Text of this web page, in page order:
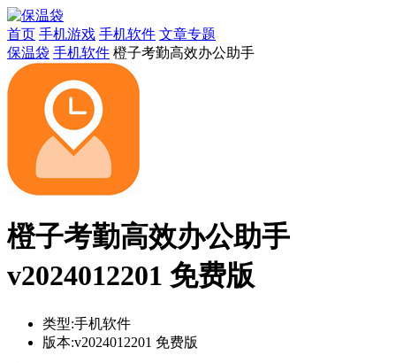
首页 手机游戏 手机软件 文章专题
保温袋 手机软件 橙子考勤高效办公助手
橙子考勤高效办公助手
v2024012201 免费版
类型:手机软件
版本:v2024012201 免费版